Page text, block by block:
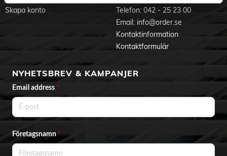
Skapa konto Telefon: 042 - 25 23 00
Email: info@order.se
Kontaktinformation
Kontaktformulär
NYHETSBREV & KAMPANJER
Email address *
Företagsnamn*